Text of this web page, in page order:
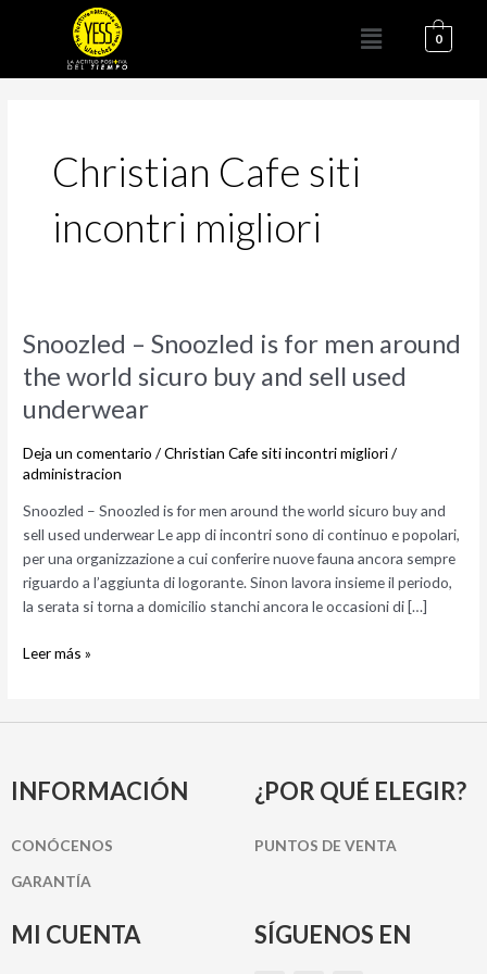
Menú 0
Christian Cafe siti
incontri migliori
Snoozled – Snoozled is for men around
the world sicuro buy and sell used
underwear
Deja un comentario /Christian Cafe siti incontri migliori/
administracion
Snoozled – Snoozled is for men around the world sicuro buy and
sell used underwear Le app di incontri sono di continuo e popolari,
per una organizzazione a cui conferire nuove fauna ancora sempre
riguardo a l’aggiunta di logorante. Sinon lavora insieme il periodo,
la serata si torna a domicilio stanchi ancora le occasioni di […]
Snoozled
Snoozled
is
men
around
the
world
sicuro
buy
and
used
Leer más »
INFORMACIÓN
CONÓCENOS
GARANTÍA
¿POR QUÉ ELEGIR?
PUNTOS DE VENTA
MI CUENTA SÍGUENOS EN